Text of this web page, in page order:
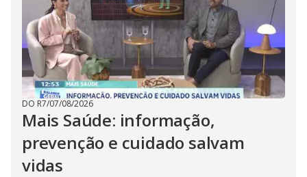
DO R7/07/08/2026
Mais Saúde: informação,
prevenção e cuidado salvam
vidas